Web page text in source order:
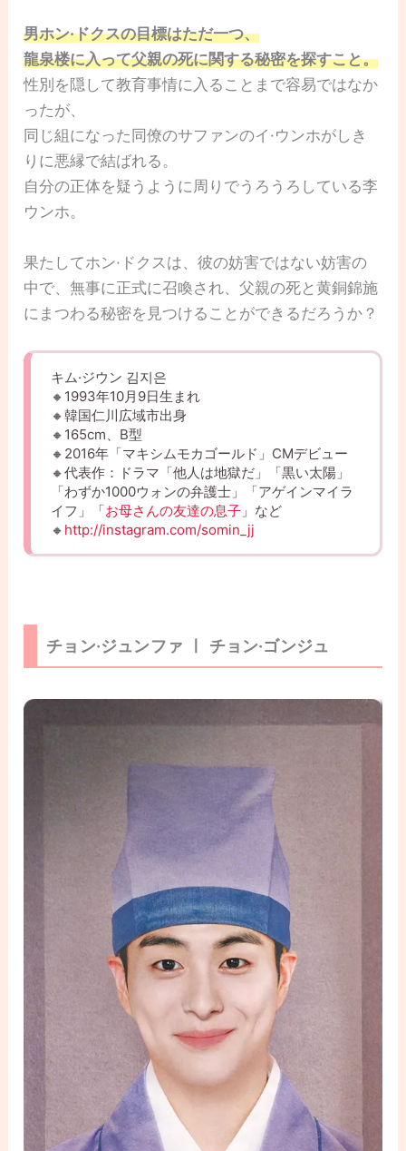
男ホン·ドクスの目標はただ一つ、
龍泉楼に入って父親の死に関する秘密を探すこと。
性別を隠して教育事情に入ることまで容易ではなか
ったが、
同じ組になった同僚のサファンのイ·ウンホがしき
りに悪縁で結ばれる。
自分の正体を疑うように周りでうろうろしている李
ウンホ。
果たしてホン·ドクスは、彼の妨害ではない妨害の
中で、無事に正式に召喚され、父親の死と黄銅錦施
にまつわる秘密を見つけることができるだろうか？
キム·ジウン 김지은
🔸1993年10月9日生まれ
🔸韓国仁川広域市出身
🔸165cm、B型
🔸2016年「マキシムモカゴールド」CMデビュー
🔸代表作：ドラマ「他人は地獄だ」「黒い太陽」
「わずか1000ウォンの弁護士」「アゲインマイラ
イフ」「お母さんの友達の息子 」など
🔸 http://instagram.com/somin_jj
チョン·ジュンファ ㅣ チョン·ゴンジュ